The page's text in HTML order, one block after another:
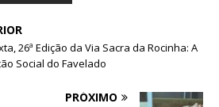
26ª Edição da Via Sacra da Rocinha: A
Social do Favelado
PRÓXIMO